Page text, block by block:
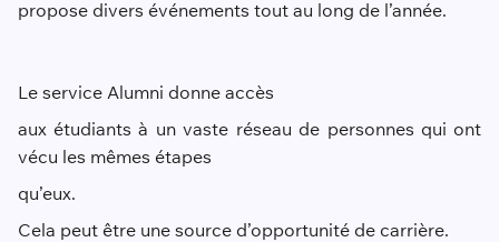
propose divers événements tout au long de l’année.
Le service Alumni donne accès
aux étudiants à un vaste réseau de personnes qui ont
vécu les mêmes étapes
qu’eux.
Cela peut être une source d’opportunité de carrière.